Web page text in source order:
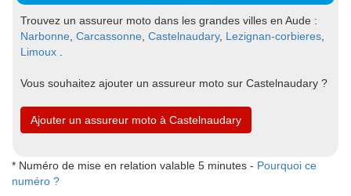
Trouvez un assureur moto dans les grandes villes en Aude :
Narbonne Carcassonne Castelnaudary, Lezignan-corbieres
Limoux
Vous souhaitez ajouter un assureur moto sur Castelnaudary ?
Ajouter un assureur moto à Castelnaudary
* Numéro de mise en relation valable 5 minutes - Pourquoi ce
numéro ?